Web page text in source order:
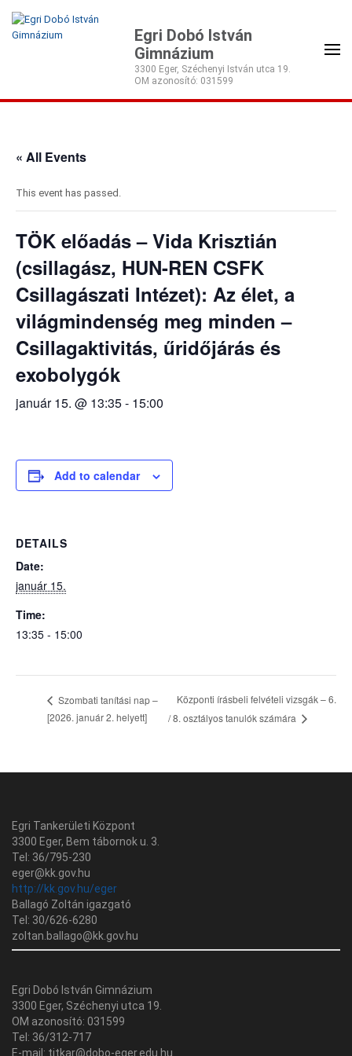
Egri Dobó István
Gimnázium
3300 Eger, Széchenyi István utca 19.
« All Events
This event has passed.
TÖK előadás – Vida Krisztián
(csillagász, HUN-REN CSFK
Csillagászati Intézet): Az élet, a
világmindenség meg minden –
Csillagaktivitás, űridőjárás és
exobolygók
január 15. @ 13:35- 15:00
Add to calendar
DETAILS
Date:
január 15.
Time:
13:35 - 15:00
Szombati tanítási nap –
[2026. január 2. helyett]
Központi írásbeli felvételi vizsgák – 6.
/ 8. osztályos tanulók számára
Egri Tankerületi Központ
3300 Eger, Bem tábornok u. 3.
Tel: 36/795-230
eger@kk.gov.hu
http://kk.gov.hu/eger
Ballagó Zoltán igazgató
Tel: 30/626-6280
zoltan.ballago@kk.gov.hu
Egri Dobó István Gimnázium
3300 Eger, Széchenyi utca 19.
OM azonosító: 031599
Tel: 36/312-717
E-mail: titkar@dobo-eger.edu.hu